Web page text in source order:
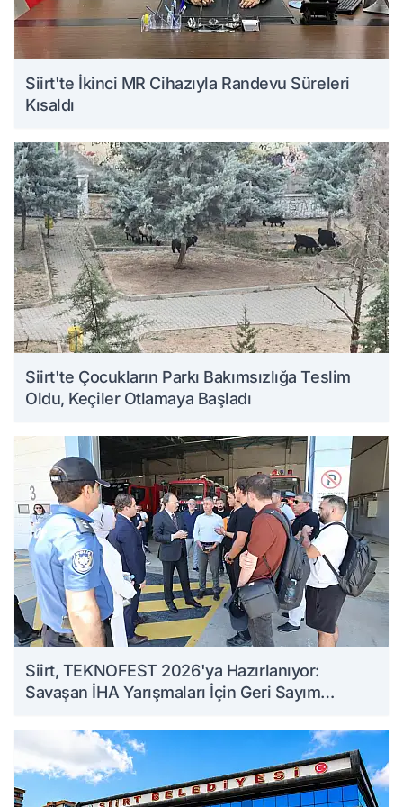
Siirt'te İkinci MR Cihazıyla Randevu Süreleri
Kısaldı
Siirt'te Çocukların Parkı Bakımsızlığa Teslim
Oldu, Keçiler Otlamaya Başladı
Siirt, TEKNOFEST 2026'ya Hazırlanıyor:
Savaşan İHA Yarışmaları İçin Geri Sayım